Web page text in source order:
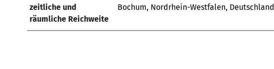
zeitliche und
räumliche Reichweite
Bochum, Nordrhein-Westfalen, Deutschland